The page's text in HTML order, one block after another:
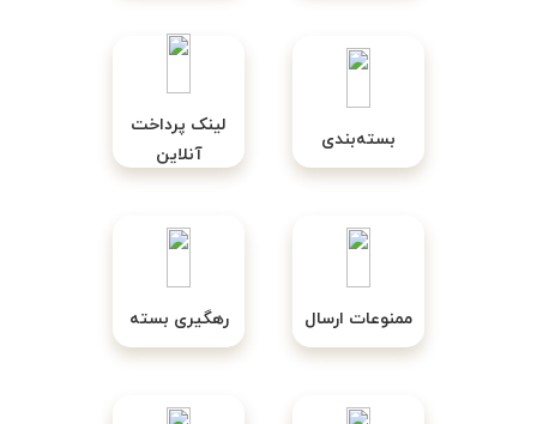
بسته‌بندی
لینک پرداخت
آنلاین
ممنوعات ارسال رهگیری بسته